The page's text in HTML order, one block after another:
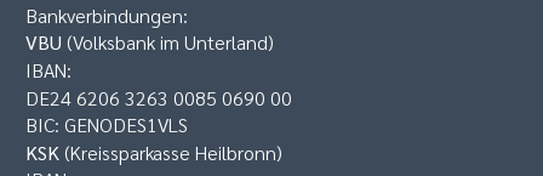
Bankverbindungen:
VBU (Volksbank im Unterland)
IBAN:
DE24 6206 3263 0085 0690 00
BIC: GENODES1VLS
KSK (Kreissparkasse Heilbronn)